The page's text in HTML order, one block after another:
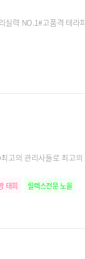
실력 NO.1#고품격 테라
고의 관리사들로 최고
태희 릴렉스전문 노을